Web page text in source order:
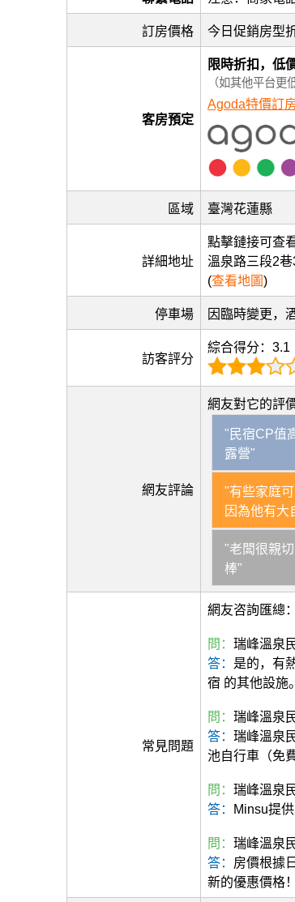
訂房價格 今日促銷房型
客房預定
限時折扣，低
（如其他平台更
Agoda特價訂
區域 臺灣花蓮縣
詳細地址
點擊鏈接可查
溫泉路三段2
(查看地圖)
停車場 因臨時變更，
訪客評分
綜合得分：3.1
網友評論
網友對它的評
"民宿CP值
露營"
"有些家庭
因為他有大
"老闆很親
棒"
常見問題
網友咨詢匯總：
問： 瑞峰溫泉
答： 是的，有
宿 的其他設施。
問： 瑞峰溫泉
答： 瑞峰溫泉
池自行車（免費
問： 瑞峰溫泉
答：
Minsu提
問： 瑞峰溫泉
答： 房價根據
新的優惠價格！